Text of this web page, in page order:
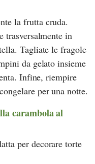
la frutta cruda.
trasversalmente in
Tagliate le fragole
da gelato insieme
Infine, riempire
per una notte.
carambola al
per decorare torte